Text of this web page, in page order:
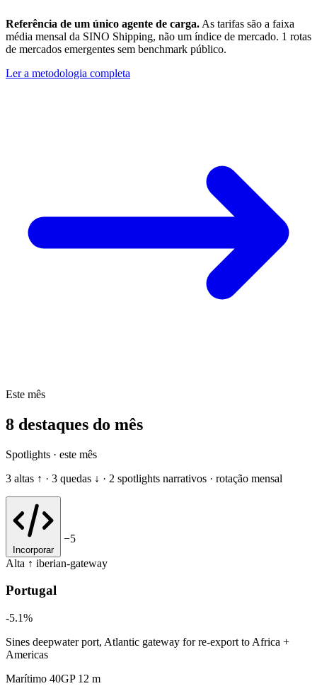
Referência de um único agente de carga. As tarifas são a faixa
média mensal da SINO Shipping, não um índice de mercado. 1 rotas
de mercados emergentes sem benchmark público.
Ler a metodologia completa
Este mês
8 destaques do mês
Spotlights · este mês
3 altas ↑ · 3 quedas ↓ · 2 spotlights narrativos · rotação mensal
Incorporar
−5
Alta ↑ iberian-gateway
Portugal
-5.1%
Sines deepwater port, Atlantic gateway for re-export to Africa +
Americas
Marítimo 40GP 12 m